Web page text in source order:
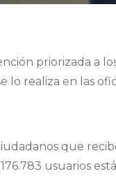
priorizada a
lo realiza en las
que
usuarios